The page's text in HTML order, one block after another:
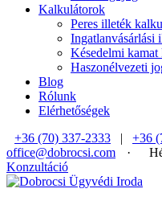
Kalkulátorok
Peres illeték
Ingatlanvásárlási
Késedelmi
Haszonélvezeti
Blog
Rólunk
Elérhetőségek
+36 (70) 337-2333
| +36
office@dobrocsi.com
·
Konzultáció